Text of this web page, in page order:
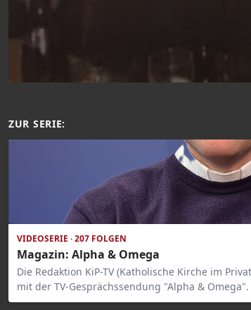
ZUR SERIE:
VIDEOSERIE · 207 FOLGEN
Magazin: Alpha & Omega
Die Redaktion KiP-TV (Katholische Kirche im
mit der TV-Gesprächssendung "Alpha & Omega".